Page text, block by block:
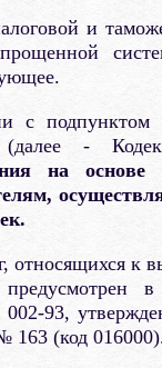
и
с
-
на основе
относящихся к
предусмотрен
93,
163 (код